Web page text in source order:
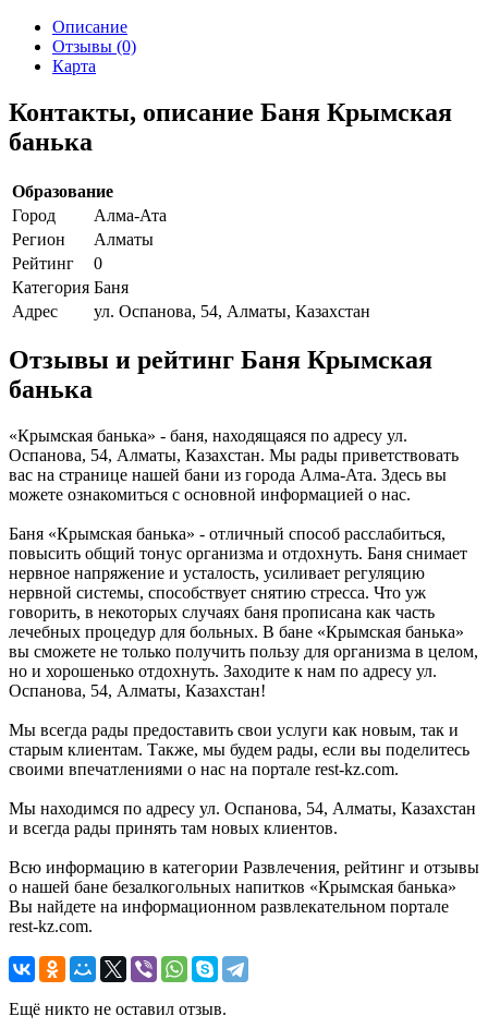
Описание
Отзывы (0)
Карта
Контакты, описание Баня Крымская
банька
Образование
Город
Алма-Ата
Регион
Алматы
Рейтинг
0
Категория Баня
Адрес
ул. Оспанова, 54, Алматы, Казахстан
Отзывы и рейтинг Баня Крымская
банька
«Крымская банька» - баня, находящаяся по адресу ул.
Оспанова, 54, Алматы, Казахстан. Мы рады приветствовать
вас на странице нашей бани из города Алма-Ата. Здесь вы
можете ознакомиться с основной информацией о нас.
Баня «Крымская банька» - отличный способ расслабиться,
повысить общий тонус организма и отдохнуть. Баня снимает
нервное напряжение и усталость, усиливает регуляцию
нервной системы, способствует снятию стресса. Что уж
говорить, в некоторых случаях баня прописана как часть
лечебных процедур для больных. В бане «Крымская банька»
вы сможете не только получить пользу для организма в целом,
но и хорошенько отдохнуть. Заходите к нам по адресу ул.
Оспанова, 54, Алматы, Казахстан!
Мы всегда рады предоставить свои услуги как новым, так и
старым клиентам. Также, мы будем рады, если вы поделитесь
своими впечатлениями о нас на портале rest-kz.com.
Мы находимся по адресу ул. Оспанова, 54, Алматы, Казахстан
и всегда рады принять там новых клиентов.
Всю информацию в категории Развлечения, рейтинг и отзывы
о нашей бане безалкогольных напитков «Крымская банька»
Вы найдете на информационном развлекательном портале
rest-kz.com.
Ещё никто не оставил отзыв.